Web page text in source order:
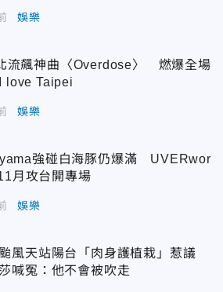
娛樂
流飆神曲〈Overdose〉 燃爆全場
love Taipei
娛樂
強碰白海豚仍爆滿 UVERwor
月攻台開專場
娛樂
風天站陽台「肉身護植栽」惹議
喊冤：他不會被吹走